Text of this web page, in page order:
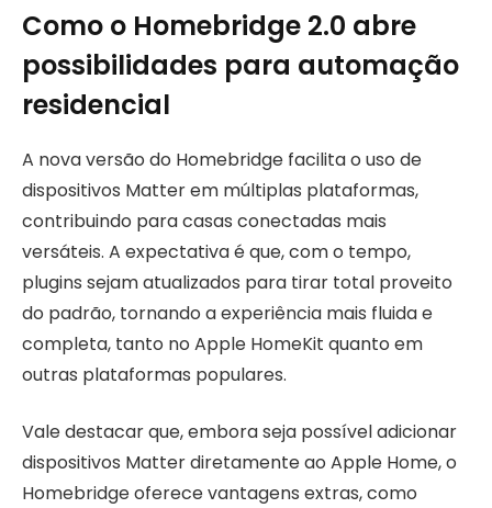
Como o Homebridge 2.0 abre
possibilidades para automação
residencial
A nova versão do Homebridge facilita o uso de
dispositivos Matter em múltiplas plataformas,
contribuindo para casas conectadas mais
versáteis. A expectativa é que, com o tempo,
plugins sejam atualizados para tirar total proveito
do padrão, tornando a experiência mais fluida e
completa, tanto no Apple HomeKit quanto em
outras plataformas populares.
Vale destacar que, embora seja possível adicionar
dispositivos Matter diretamente ao Apple Home, o
Homebridge oferece vantagens extras, como